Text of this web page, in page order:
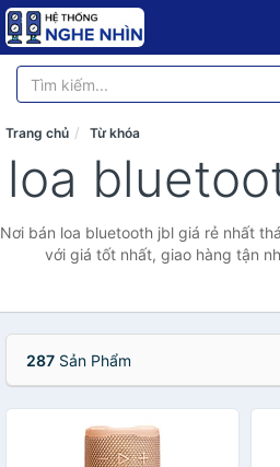
Trang chủ Từ khóa
loa
Nơi bán loa bluetooth jbl giá rẻ nhất
với giá tốt nhất, giao hàng tận
287 Sản Phẩm